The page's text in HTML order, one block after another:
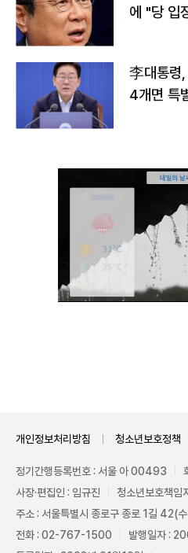
에 "당 입
李대통령,
4개면 특
개인정보처리방침 청소년보호정책
정기간행등록번호 : 서울 아 00493
사장·편집인 : 임규진
청소년보호책임
주소 : 서울특별시 종로구 종로 1길 42(
전화 : 02-767-1500
발행일자 :